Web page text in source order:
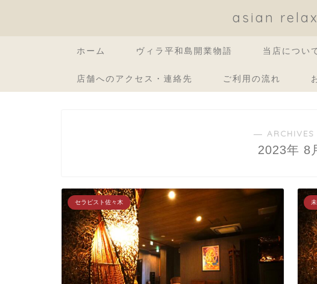
asian
ホーム ヴィラ平和島開業物語 当店につい
店舗へのアクセス・連絡先 ご利用の流れ
―
2023年 8
セラピスト佐々木